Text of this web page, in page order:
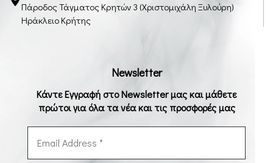
Πάροδος Τάγματος Κρητών 3 (Χριστομιχάλη Ξυλούρη)
Ηράκλειο Κρήτης
Newsletter
Κάντε Εγγραφή στο Newsletter μας και μάθετε
πρώτοι για όλα τα νέα και τις προσφορές μας